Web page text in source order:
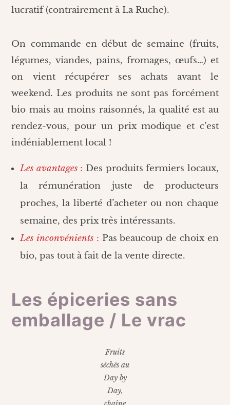
lucratif (contrairement à La Ruche).
On commande en début de semaine (fruits,
légumes, viandes, pains, fromages, œufs…) et
on vient récupérer ses achats avant le
weekend. Les produits ne sont pas forcément
bio mais au moins raisonnés, la qualité est au
rendez-vous, pour un prix modique et c’est
indéniablement local !
Les avantages: Des produits fermiers locaux,
la rémunération juste de producteurs
proches, la liberté d’acheter ou non chaque
semaine, des prix très intéressants.
Les inconvénients : Pas beaucoup de choix en
bio, pas tout à fait de la vente directe.
Les épiceries sans
emballage / Le vrac
Fruits
séchés au
Day by
Day,